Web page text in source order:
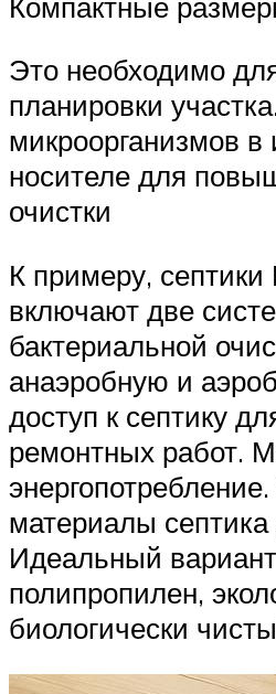
Это необходимо
планировки
микроорганизмов в
носителе для
очистки
К примеру, септики
включают две
бактериальной
анаэробную и
доступ к септику
ремонтных работ.
материалы
Идеальный
полипропилен,
биологически